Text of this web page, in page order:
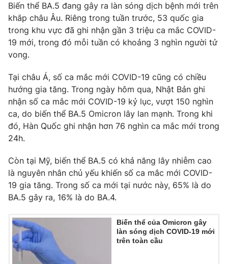
Phim VTV
Hậu trường
Nhân vật
Giải sao mai
Giải trí
Điện ảnh
Âm nhạc
Sao
Đời sống
Làm đẹp
Chất lượng cuộc sống
Giáo dục
Tuyển sinh
Học trực tuyến
Công nghệ
Hitech Công nghệ tương lai
Thị trường
Tư vấn
Giao lưu trực tuyến
Lịch phát sóng
Chuyên mục khác
Emagazine Podcast
Photo
Biến thể BA.5 đang gây ra làn sóng dịch bệnh mới trên
khắp châu Âu. Riêng trong tuần trước, 53 quốc gia
trong khu vực đã ghi nhận gần 3 triệu ca mắc COVID-
19 mới, trong đó mỗi tuần có khoảng 3 nghìn người tử
vong.
Tại châu Á, số ca mắc mới COVID-19 cũng có chiều
hướng gia tăng. Trong ngày hôm qua, Nhật Bản ghi
nhận số ca mắc mới COVID-19 kỷ lục, vượt 150 nghìn
ca, do biến thể BA.5 Omicron lây lan mạnh. Trong khi
đó, Hàn Quốc ghi nhận hơn 76 nghìn ca mắc mới trong
24h.
Còn tại Mỹ, biến thể BA.5 có khả năng lây nhiễm cao
là nguyên nhân chủ yếu khiến số ca mắc mới COVID-
19 gia tăng. Trong số ca mới tại nước này, 65% là do
BA.5 gây ra, 16% là do BA.4.
Biến thể của Omicron gây
làn sóng dịch COVID-19 mới
trên toàn cầu